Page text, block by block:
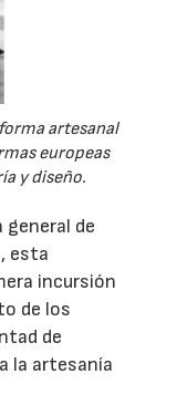
artesanal
europeas
y diseño.
de
esta
incursión
de los
de
la artesanía